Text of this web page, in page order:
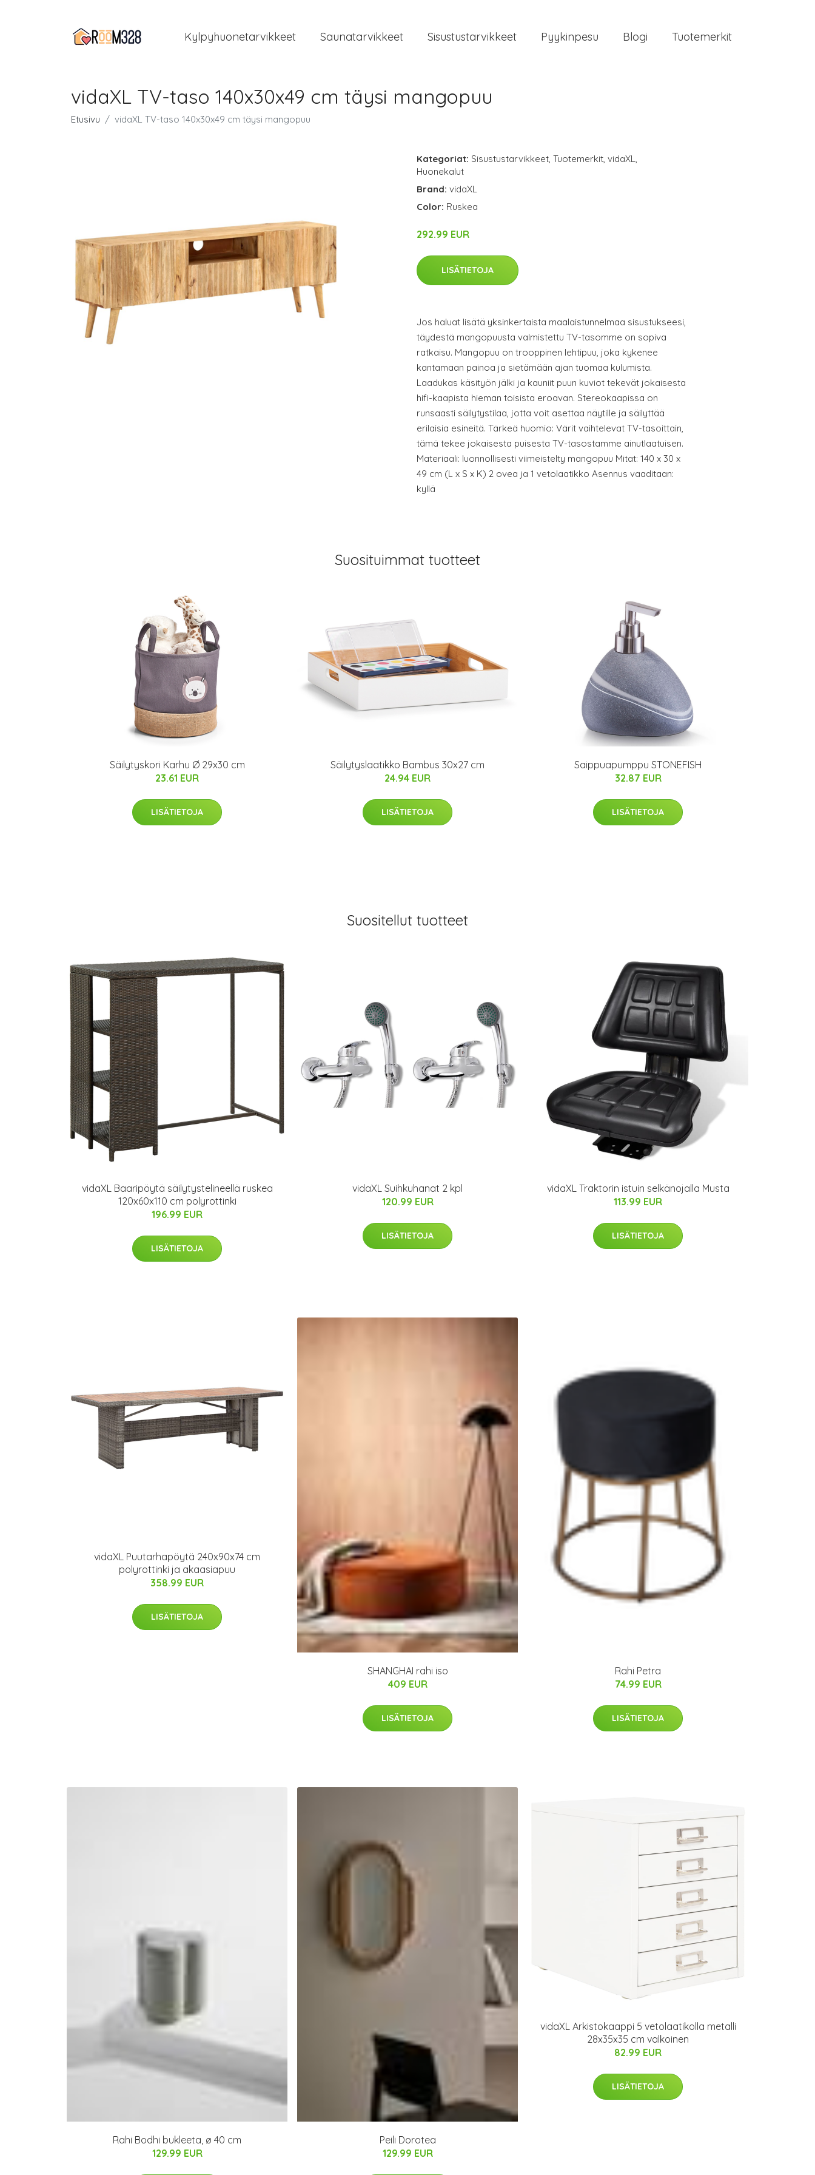
Kylpyhuonetarvikkeet Saunatarvikkeet Sisustustarvikkeet Pyykinpesu Blogi Tuotemerkit
vidaXL TV-taso 140x30x49 cm täysi mangopuu
Etusivu vidaXL TV-taso 140x30x49 cm täysi mangopuu
Kategoriat: Sisustustarvikkeet, Tuotemerkit, vidaXL,
Huonekalut
Brand: vidaXL
Color: Ruskea
292.99 EUR
LISÄTIETOJA
Jos haluat lisätä yksinkertaista maalaistunnelmaa sisustukseesi,
täydestä mangopuusta valmistettu TV-tasomme on sopiva
ratkaisu. Mangopuu on trooppinen lehtipuu, joka kykenee
kantamaan painoa ja sietämään ajan tuomaa kulumista.
Laadukas käsityön jälki ja kauniit puun kuviot tekevät jokaisesta
hifi-kaapista hieman toisista eroavan. Stereokaapissa on
runsaasti säilytystilaa, jotta voit asettaa näytille ja säilyttää
erilaisia esineitä. Tärkeä huomio: Värit vaihtelevat TV-tasoittain,
tämä tekee jokaisesta puisesta TV-tasostamme ainutlaatuisen.
Materiaali: luonnollisesti viimeistelty mangopuu Mitat: 140 x 30 x
49 cm (L x S x K) 2 ovea ja 1 vetolaatikko Asennus vaaditaan:
kyllä
Suosituimmat tuotteet
Säilytyskori Karhu Ø 29x30 cm
23.61 EUR
LISÄTIETOJA
Säilytyslaatikko Bambus 30x27 cm
24.94 EUR
LISÄTIETOJA
Saippuapumppu STONEFISH
32.87 EUR
LISÄTIETOJA
Suositellut tuotteet
vidaXL Baaripöytä säilytystelineellä ruskea
120x60x110 cm polyrottinki
196.99 EUR
LISÄTIETOJA
vidaXL Suihkuhanat 2 kpl
120.99 EUR
LISÄTIETOJA
vidaXL Traktorin istuin selkänojalla Musta
113.99 EUR
LISÄTIETOJA
vidaXL Puutarhapöytä 240x90x74 cm
polyrottinki ja akaasiapuu
358.99 EUR
LISÄTIETOJA
SHANGHAI rahi iso
409 EUR
LISÄTIETOJA
Rahi Petra
74.99 EUR
LISÄTIETOJA
Rahi Bodhi bukleeta, ø 40 cm
129.99 EUR
Peili Dorotea
129.99 EUR
vidaXL Arkistokaappi 5 vetolaatikolla metalli
28x35x35 cm valkoinen
82.99 EUR
LISÄTIETOJA